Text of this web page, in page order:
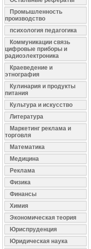
Промышленность
производство
психология педагогика
Коммуникации связь
цифровые приборы и
радиоэлектроника
Краеведение и
этнография
Кулинария и продукты
питания
Культура и искусство
Литература
Маркетинг реклама и
торговля
Математика
Медицина
Реклама
Физика
Финансы
Химия
Экономическая теория
Юриспруденция
Юридическая наука